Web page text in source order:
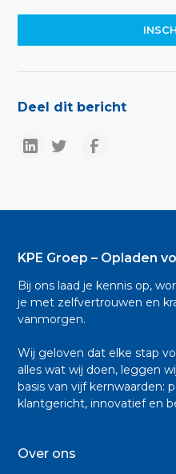
Deel dit bericht
KPE Groep – Opladen
Bij ons laad je kennis op,
je met zelfvertrouwen en
vanmorgen.
Wij geloven dat elke stap
alles wat wij doen, leggen
basis van vijf kernwaarden:
klantgericht, innovatief en
Over ons